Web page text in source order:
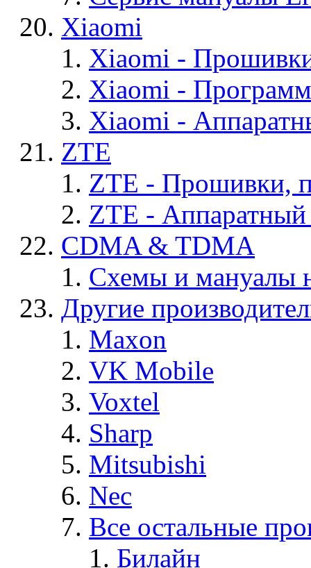
Xiaomi
Xiaomi -
Xiaomi -
Xiaomi -
ZTE
ZTE - Прошивки,
ZTE -
CDMA & TDMA
Схемы и мануалы
Другие
Maxon
VK Mobile
Voxtel
Sharp
Mitsubishi
Nec
Все остальные
Билайн